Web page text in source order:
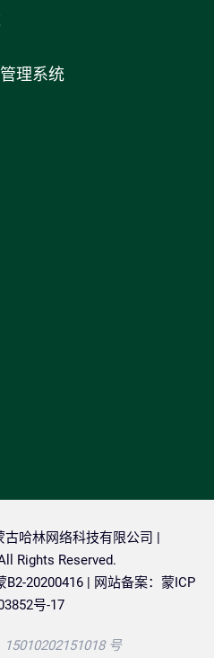
理系统
哈林网络科技有限公司 |
Rights Reserved.
20200416 | 网站备案： 蒙ICP
号-17
15010202151018 号